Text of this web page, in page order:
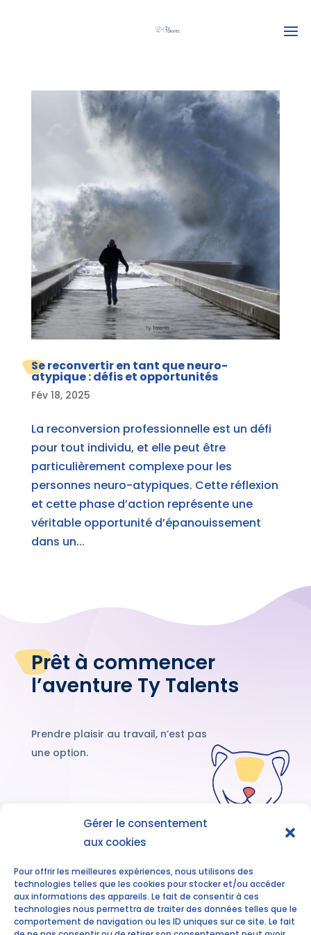
Gérer le consentement
aux cookies
Pour offrir les meilleures expériences, nous utilisons des
technologies telles que les cookies pour stocker et/ou accéder
aux informations des appareils. Le fait de consentir à ces
technologies nous permettra de traiter des données telles que le
comportement de navigation ou les ID uniques sur ce site. Le fait
Se reconvertir en tant que neuro-
atypique : défis et opportunités
Fév 18, 2025
La reconversion professionnelle est un défi
pour tout individu, et elle peut être
particulièrement complexe pour les
personnes neuro-atypiques. Cette réflexion
et cette phase d’action représente une
véritable opportunité d’épanouissement
dans un...
Prêt à commencer
l’aventure Ty Talents
Prendre plaisir au travail, n’est pas
une option.
Découvrez nos
accompagnements